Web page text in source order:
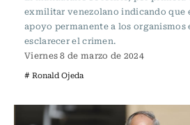
exmilitar venezolano indicando que
apoyo permanente a los organismos
esclarecer el crimen.
Viernes 8 de marzo de 2024
# Ronald Ojeda